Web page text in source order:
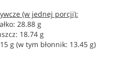
(w jednej porcji):
28.88 g
18.74 g
g (w tym błonnik: 13.45 g)